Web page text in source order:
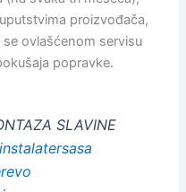
proizvođača,
ovlašćenom servisu
popravke.
SLAVINE